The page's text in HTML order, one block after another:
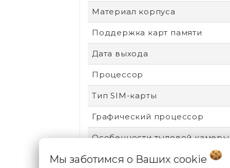
Материал корпуса
Поддержка карт памяти
Дата выхода
Процессор
Тип SIM-карты
Графический процессор
Особенности тыловой камеры
Назначение
Мы заботимся о Ваших cookie